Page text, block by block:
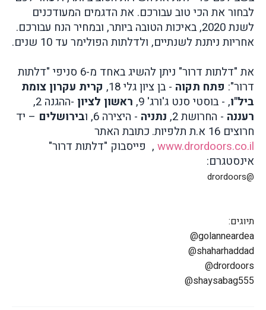
לבחור את הכי טוב עבורכם. את הדגמים המעודכנים
לשנת 2020, באיכות הטובה ביותר, ובמחיר הנח עבורכם.
אחריות ניתנת לשנתיים, ולדלתות הפולימר עד 10 שנים.
את "דלתות דרור" ניתן להשיג באחד מ-6 סניפי "דלתות
דרור": פתח תקוה - בן ציון גלי 18,
קרית עקרון צומת
ביל"ו, - בוסטי סנט ג'ורג' 9, ראשון לציון -ההגנה 2,
רעננה - החרושת 2, נתניה - היצירה 6, ו בירושלים – יד
חרוצים 16 א.ת תלפיות.
כתובת האתר
www.drordoors.co.il , פייסבוק "דלתות דרור"
אינסטגרם:
@drordoors
תיוגים:
@golanneardea
@shaharhaddad
@drordoors
@shaysabag555